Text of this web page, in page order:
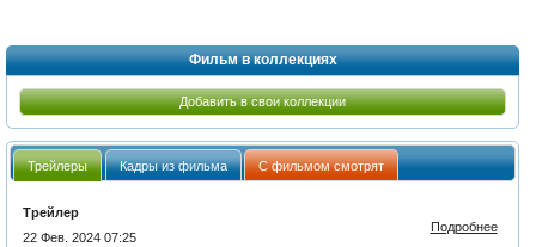
Фильм в коллекциях
Добавить в свои коллекции
Трейлеры Кадры из фильма С фильмом смотрят
Трейлер
Подробнее
22 Фев. 2024 07:25